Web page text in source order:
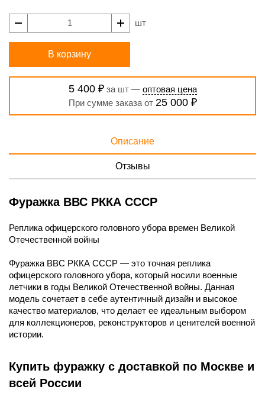
шт
В корзину
5 400 ₽за шт — оптовая цена
При сумме заказа от 25 000 ₽
Описание
Отзывы
Фуражка ВВС РККА СССР
Реплика офицерского головного убора времен Великой
Отечественной войны
Фуражка ВВС РККА СССР — это точная реплика
офицерского головного убора, который носили военные
летчики в годы Великой Отечественной войны. Данная
модель сочетает в себе аутентичный дизайн и высокое
качество материалов, что делает ее идеальным выбором
для коллекционеров, реконструкторов и ценителей военной
истории.
Купить фуражку с доставкой по Москве и
всей России